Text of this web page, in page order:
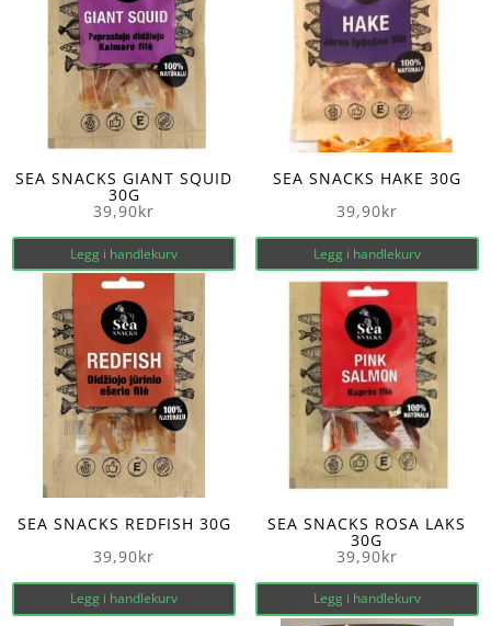
SEA SNACKS GIANT SQUID
30G
39,90kr
Legg i handlekurv
SEA SNACKS HAKE 30G
39,90kr
Legg i handlekurv
SEA SNACKS REDFISH 30G
39,90kr
Legg i handlekurv
SEA SNACKS ROSA LAKS
30G
39,90kr
Legg i handlekurv